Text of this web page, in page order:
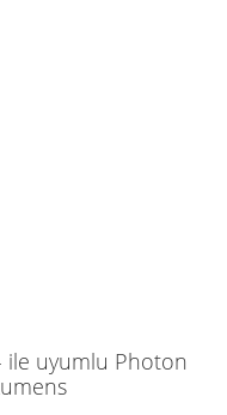
ile uyumlu Photon